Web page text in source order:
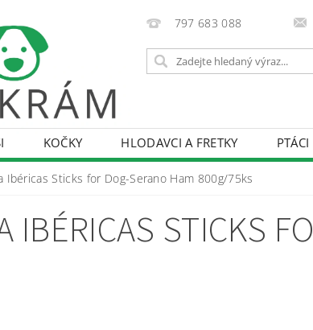
797 683 088
KOČKY HLODAVCI A FRETKY PTÁCI
A PLATBA OBCHODNÍ PODMÍNKY
Ibéricas Sticks for Dog-Serano Ham 800g/75ks
IBÉRICAS STICKS